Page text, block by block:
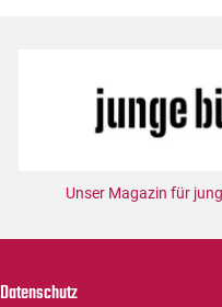
Unser Magazin für
Datenschutz